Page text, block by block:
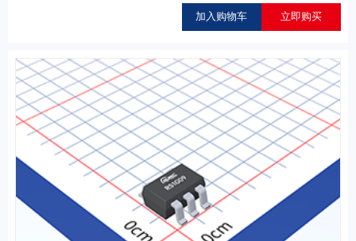
加入购物车 立即购买